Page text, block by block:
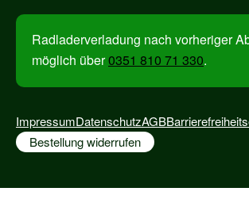
Radladerverladung nach vorheriger
möglich über0351 810 71 330.
ImpressumDatenschutzAGB
Bestellung widerrufen